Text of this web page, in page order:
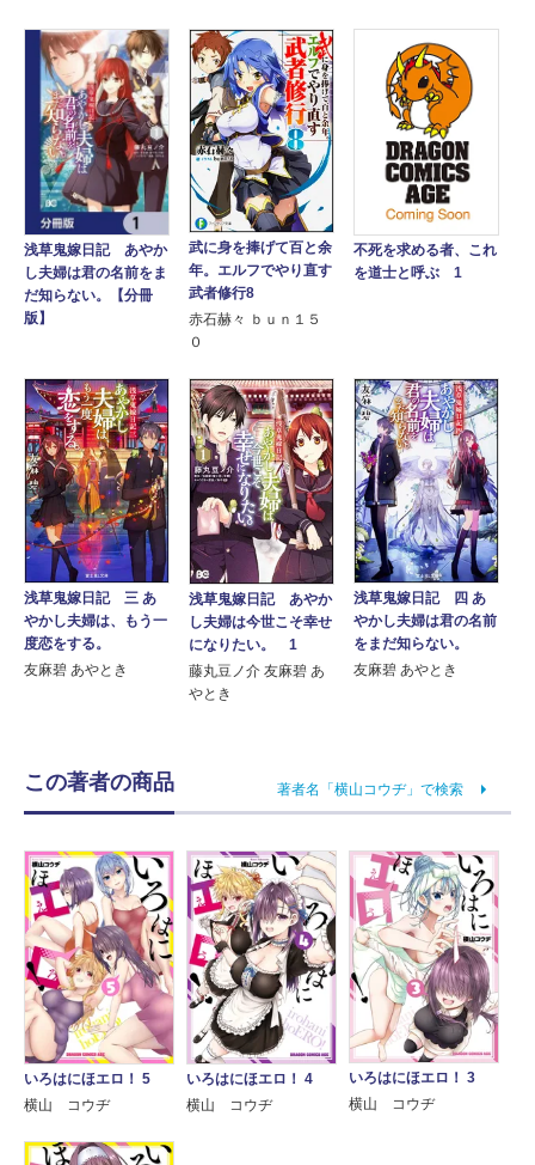
浅草鬼嫁日記 あやか
し夫婦は君の名前をま
だ知らない。【分冊
版】
武に身を捧げて百と余
年。エルフでやり直す
武者修行8
赤石赫々 ｂｕｎ１５
０
不死を求める者、これ
を道士と呼ぶ 1
浅草鬼嫁日記 三 あ
やかし夫婦は、もう一
度恋をする。
友麻碧 あやとき
浅草鬼嫁日記 あやか
し夫婦は今世こそ幸せ
になりたい。 1
藤丸豆ノ介 友麻碧 あ
やとき
浅草鬼嫁日記 四 あ
やかし夫婦は君の名前
をまだ知らない。
友麻碧 あやとき
この著者の商品 著者名「横山コウヂ」で検索
いろはにほエロ！ 5
横山 コウヂ
いろはにほエロ！ 4
横山 コウヂ
いろはにほエロ！ 3
横山 コウヂ